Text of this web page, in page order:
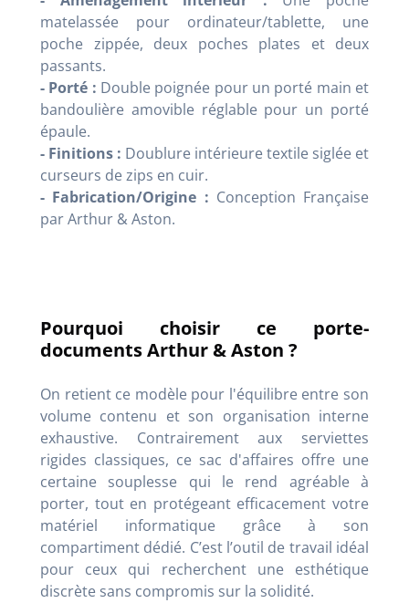
matelassée pour ordinateur/tablette, une
poche zippée, deux poches plates et deux
passants.
- Porté : Double poignée pour un porté main et
bandoulière amovible réglable pour un porté
épaule.
- Finitions : Doublure intérieure textile siglée et
curseurs de zips en cuir.
- Fabrication/Origine : Conception Française
parArthur & Aston.
Pourquoi choisir ce porte-
documents Arthur & Aston ?
On retient ce modèle pour l'équilibre entre son
volume contenu et son organisation interne
exhaustive. Contrairement aux serviettes
rigides classiques, ce sac d'affaires offre une
certaine souplesse qui le rend agréable à
porter, tout en protégeant efficacement votre
matériel informatique grâce à son
compartiment dédié. C’est l’outil de travail idéal
pour ceux qui recherchent une esthétique
discrète sans compromis sur la solidité.